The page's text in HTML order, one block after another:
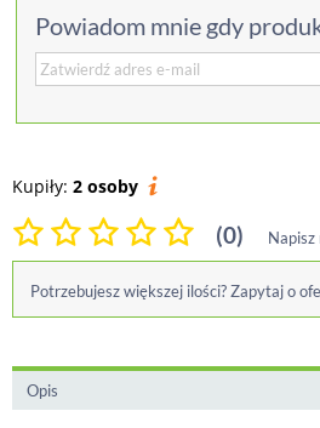
Powiadom mnie gdy
Kupiły: 2 osoby
(0) Napisz
Potrzebujesz większej ilości? Zapytaj o
Opis